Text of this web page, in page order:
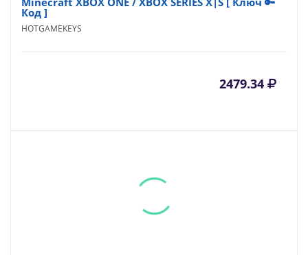
Код ]
HOTGAMEKEYS
2479.34